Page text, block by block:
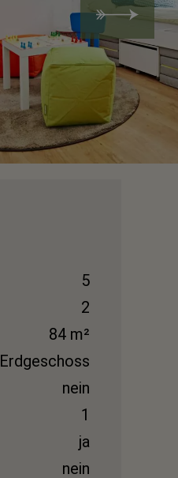
5
2
84 m²
Erdgeschoss
nein
1
ja
nein